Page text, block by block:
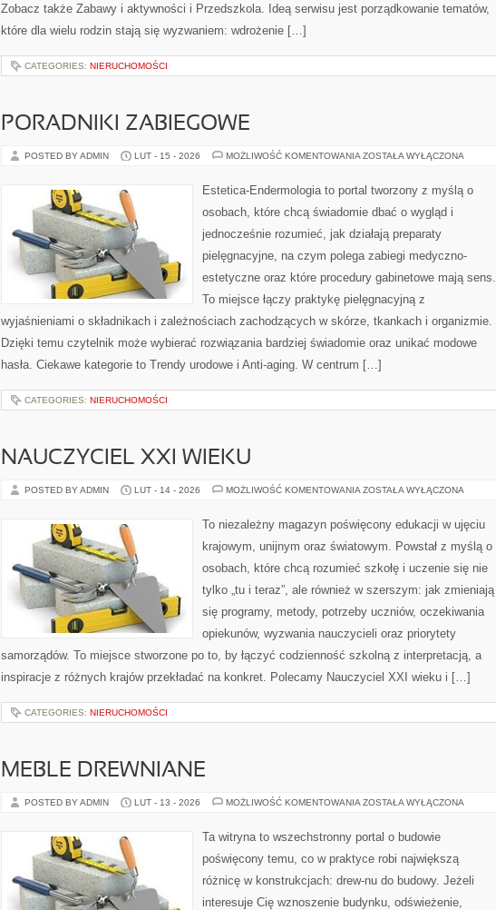
Zobacz także Zabawy i aktywności i Przedszkola. Ideą serwisu jest porządkowanie tematów,
które dla wielu rodzin stają się wyzwaniem: wdrożenie […]
CATEGORIES: NIERUCHOMOŚCI
PORADNIKI ZABIEGOWE
POSTED BY ADMIN LUT - 15 - 2026 MOŻLIWOŚĆ KOMENTOWANIA PORADNIKI
ZOSTAŁA WYŁĄCZONA
Estetica-Endermologia to portal tworzony z myślą o
osobach, które chcą świadomie dbać o wygląd i
jednocześnie rozumieć, jak działają preparaty
pielęgnacyjne, na czym polega zabiegi medyczno-
estetyczne oraz które procedury gabinetowe mają sens.
To miejsce łączy praktykę pielęgnacyjną z
wyjaśnieniami o składnikach i zależnościach zachodzących w skórze, tkankach i organizmie.
Dzięki temu czytelnik może wybierać rozwiązania bardziej świadomie oraz unikać modowe
hasła. Ciekawe kategorie to Trendy urodowe i Anti-aging. W centrum […]
CATEGORIES: NIERUCHOMOŚCI
NAUCZYCIEL XXI WIEKU
POSTED BY ADMIN LUT - 14 - 2026 MOŻLIWOŚĆ KOMENTOWANIA NAUCZYCIEL
ZOSTAŁA WYŁĄCZONA
To niezależny magazyn poświęcony edukacji w ujęciu
krajowym, unijnym oraz światowym. Powstał z myślą o
osobach, które chcą rozumieć szkołę i uczenie się nie
tylko „tu i teraz”, ale również w szerszym: jak zmieniają
się programy, metody, potrzeby uczniów, oczekiwania
opiekunów, wyzwania nauczycieli oraz priorytety
samorządów. To miejsce stworzone po to, by łączyć codzienność szkolną z interpretacją, a
inspiracje z różnych krajów przekładać na konkret. Polecamy Nauczyciel XXI wieku i […]
CATEGORIES: NIERUCHOMOŚCI
MEBLE DREWNIANE
POSTED BY ADMIN LUT - 13 - 2026 MOŻLIWOŚĆ KOMENTOWANIA MEBLE
ZOSTAŁA WYŁĄCZONA
Ta witryna to wszechstronny portal o budowie
poświęcony temu, co w praktyce robi największą
różnicę w konstrukcjach: drew-nu do budowy. Jeżeli
interesuje Cię wznoszenie budynku, odświeżenie,